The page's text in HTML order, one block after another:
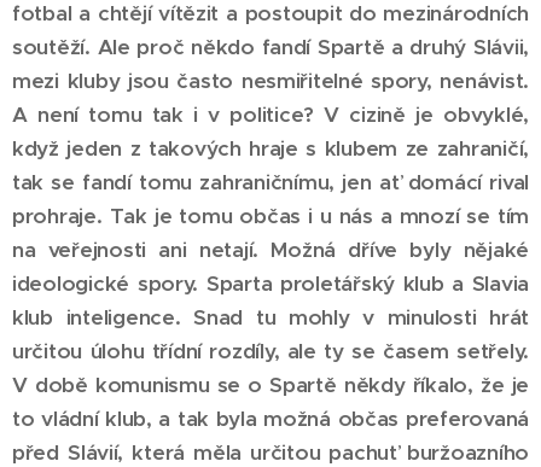
fotbal a chtějí vítězit a postoupit do mezinárodních
soutěží. Ale proč někdo fandí Spartě a druhý Slávii,
mezi kluby jsou často nesmiřitelné spory, nenávist.
A není tomu tak i v politice? V cizině je obvyklé,
když jeden z takových hraje s klubem ze zahraničí,
tak se fandí tomu zahraničnímu, jen ať domácí rival
prohraje. Tak je tomu občas i u nás a mnozí se tím
na veřejnosti ani netají. Možná dříve byly nějaké
ideologické spory. Sparta proletářský klub a Slavia
klub inteligence. Snad tu mohly v minulosti hrát
určitou úlohu třídní rozdíly, ale ty se časem setřely.
V době komunismu se o Spartě někdy říkalo, že je
to vládní klub, a tak byla možná občas preferovaná
před Slávií, která měla určitou pachuť buržoazního